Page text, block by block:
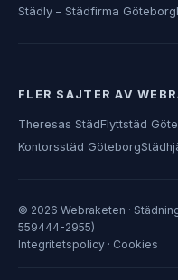
Städly – Städfirma Göteborg
FLER SAJTER AV
Theresas StädFlyttstäd
Kontorsstäd Göteborg
© 2026 Webraketen ·
559444-2955)
Integritetspolicy · Cookies